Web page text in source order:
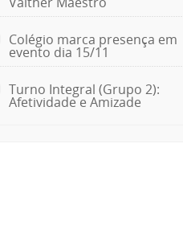
Colégio marca presença em
evento dia 15/11
Turno Integral (Grupo 2):
Afetividade e Amizade